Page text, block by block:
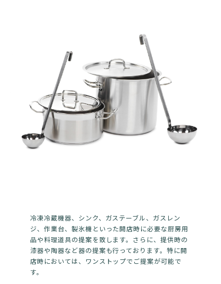
冷凍冷蔵機器、シンク、ガステーブル、ガスレン
ジ、作業台、製氷機といった開店時に必要な厨房用
品や料理道具の提案を致します。さらに、提供時の
漆器や陶器など器の提案も行っております。特に開
店時においては、ワンストップでご提案が可能で
す。